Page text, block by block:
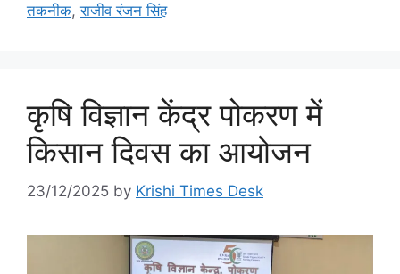
तकनीक,राजीव रंजन सिंह
कृषि विज्ञान केंद्र पोकरण में
किसान दिवस का आयोजन
23/12/2025 by Krishi Times Desk